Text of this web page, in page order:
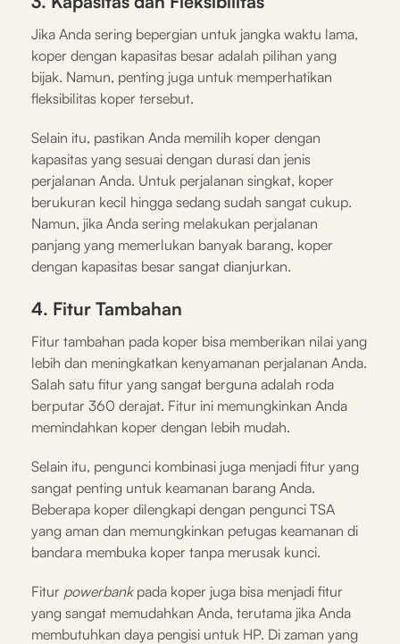
Jika Anda sering bepergian untuk jangka waktu lama,
koper dengan kapasitas besar adalah pilihan yang
bijak. Namun, penting juga untuk memperhatikan
fleksibilitas koper tersebut.
Selain itu, pastikan Anda memilih koper dengan
kapasitas yang sesuai dengan durasi dan jenis
perjalanan Anda. Untuk perjalanan singkat, koper
berukuran kecil hingga sedang sudah sangat cukup.
Namun, jika Anda sering melakukan perjalanan
panjang yang memerlukan banyak barang, koper
dengan kapasitas besar sangat dianjurkan.
4. Fitur Tambahan
Fitur tambahan pada koper bisa memberikan nilai yang
lebih dan meningkatkan kenyamanan perjalanan Anda.
Salah satu fitur yang sangat berguna adalah roda
berputar 360 derajat. Fitur ini memungkinkan Anda
memindahkan koper dengan lebih mudah.
Selain itu, pengunci kombinasi juga menjadi fitur yang
sangat penting untuk keamanan barang Anda.
Beberapa koper dilengkapi dengan pengunci TSA
yang aman dan memungkinkan petugas keamanan di
bandara membuka koper tanpa merusak kunci.
Fitur powerbank pada koper juga bisa menjadi fitur
yang sangat memudahkan Anda, terutama jika Anda
membutuhkan daya pengisi untuk HP. Di zaman yang